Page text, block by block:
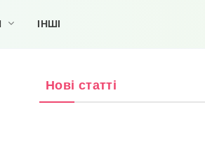
ІНШІ
Нові статті